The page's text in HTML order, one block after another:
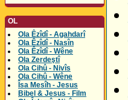
OL
Ola Êzîdî - Agahdarî
Ola Êzîdî - Nasîn
Ola Êzîdî - Wêne
Ola Zerdeştî
Ola Cihû - Nivîs
Ola Cihû - Wêne
Îsa Mesîh - Jesus
Bibel & Jesus - Film